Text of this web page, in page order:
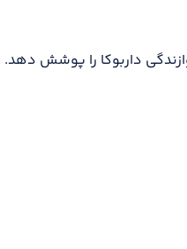
داربوکا را پوشش دهد.